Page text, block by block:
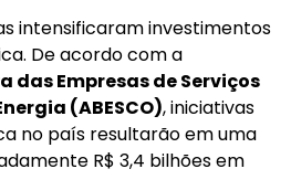
intensificaram investimentos
De acordo com a
das Empresas de Serviços
(ABESCO), iniciativas
no país resultarão em uma
R$ 3,4 bilhões em